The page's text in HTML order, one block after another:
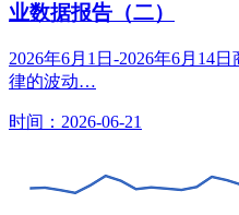
业数据报告（二）
2026年6月1日-2026年6月14
律的波动…
时间：2026-06-21